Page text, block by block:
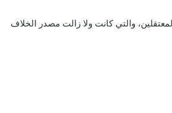
والتي كانت ولا زالت مصدر الخلاف